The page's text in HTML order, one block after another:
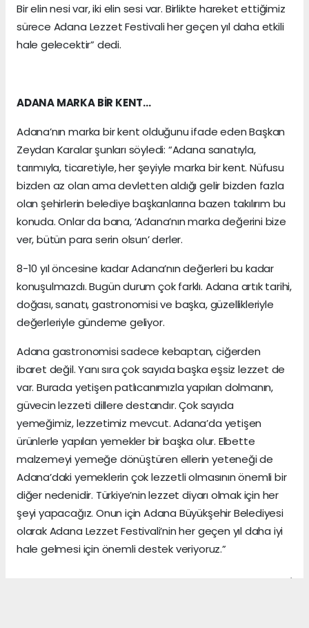
Bir elin nesi var, iki elin sesi var. Birlikte hareket ettiğimiz
sürece Adana Lezzet Festivali her geçen yıl daha etkili
hale gelecektir” dedi.
ADANA MARKA BİR KENT…
Adana’nın marka bir kent olduğunu ifade eden Başkan
Zeydan Karalar şunları söyledi: “Adana sanatıyla,
tarımıyla, ticaretiyle, her şeyiyle marka bir kent. Nüfusu
bizden az olan ama devletten aldığı gelir bizden fazla
olan şehirlerin belediye başkanlarına bazen takılırım bu
konuda. Onlar da bana, ‘Adana’nın marka değerini bize
ver, bütün para serin olsun’ derler.
8-10 yıl öncesine kadar Adana’nın değerleri bu kadar
konuşulmazdı. Bugün durum çok farklı. Adana artık tarihi,
doğası, sanatı, gastronomisi ve başka, güzellikleriyle
değerleriyle gündeme geliyor.
Adana gastronomisi sadece kebaptan, ciğerden
ibaret değil. Yanı sıra çok sayıda başka eşsiz lezzet de
var. Burada yetişen patlıcanımızla yapılan dolmanın,
güvecin lezzeti dillere destandır. Çok sayıda
yemeğimiz, lezzetimiz mevcut. Adana’da yetişen
ürünlerle yapılan yemekler bir başka olur. Elbette
malzemeyi yemeğe dönüştüren ellerin yeteneği de
Adana’daki yemeklerin çok lezzetli olmasının önemli bir
diğer nedenidir. Türkiye’nin lezzet diyarı olmak için her
şeyi yapacağız. Onun için Adana Büyükşehir Belediyesi
olarak Adana Lezzet Festivali’nin her geçen yıl daha iyi
hale gelmesi için önemli destek veriyoruz.”